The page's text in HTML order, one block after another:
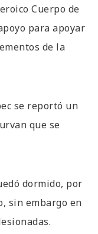
Cuerpo de
para apoyar
de la
se reportó un
que se
dormido, por
sin embargo en